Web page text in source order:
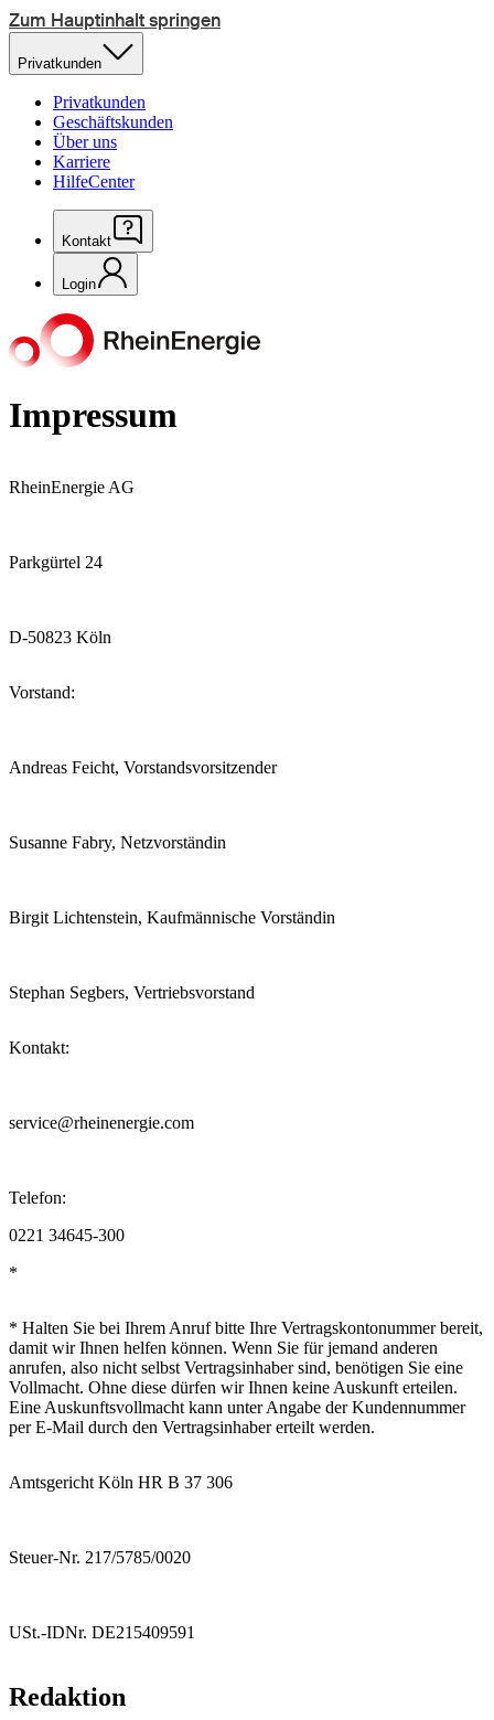
Zum Hauptinhalt springen
Privatkunden
Privatkunden
Geschäftskunden
Über uns
Karriere
HilfeCenter
Kontakt
Login
Impressum
RheinEnergie AG
Parkgürtel 24
D-50823 Köln
Vorstand:
Andreas Feicht, Vorstandsvorsitzender
Susanne Fabry, Netzvorständin
Birgit Lichtenstein, Kaufmännische Vorständin
Stephan Segbers, Vertriebsvorstand
Kontakt:
service@rheinenergie.com
Telefon:
0221 34645-300
*
* Halten Sie bei Ihrem Anruf bitte Ihre Vertragskontonummer bereit,
damit wir Ihnen helfen können. Wenn Sie für jemand anderen
anrufen, also nicht selbst Vertragsinhaber sind, benötigen Sie eine
Vollmacht. Ohne diese dürfen wir Ihnen keine Auskunft erteilen.
Eine Auskunftsvollmacht kann unter Angabe der Kundennummer
per E-Mail durch den Vertragsinhaber erteilt werden.
Amtsgericht Köln HR B 37 306
Steuer-Nr. 217/5785/0020
USt.-IDNr. DE215409591
Redaktion